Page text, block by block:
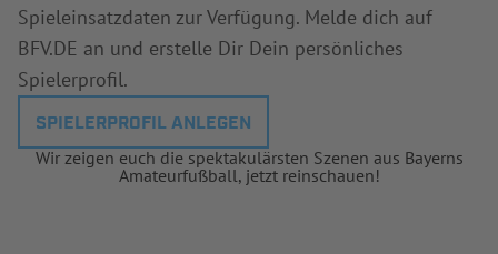
Spieleinsatzdaten zur Verfügung. Melde dich auf
BFV.DE an und erstelle Dir Dein persönliches
Spielerprofil.
SPIELERPROFIL ANLEGEN
Wir zeigen euch die spektakulärsten Szenen aus Bayerns
Amateurfußball, jetzt reinschauen!